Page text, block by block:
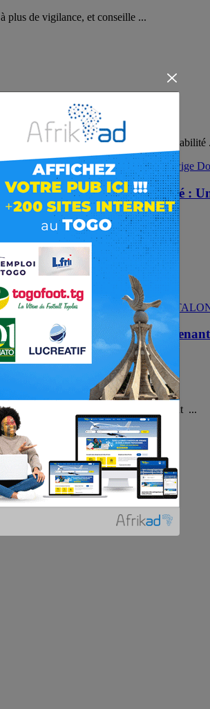
plus de vigilance, et conseille ...
béninoises à prendre leur responsabilité
de la Commune de Houéyogbé
ont participé à la séance ...
pour les partis politiques
communal. Un gros ennui menaçant ...